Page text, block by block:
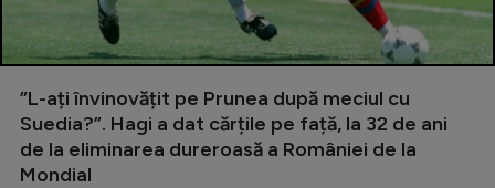
”L-ați învinovățit pe Prunea după meciul cu
Suedia?”. Hagi a dat cărțile pe față, la 32 de ani
de la eliminarea dureroasă a României de la
Mondial